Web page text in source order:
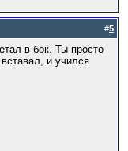
#5
в бок. Ты просто
и учился